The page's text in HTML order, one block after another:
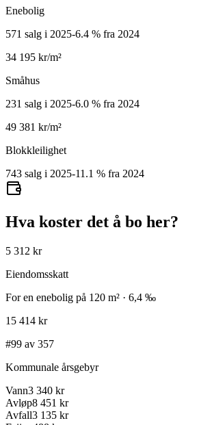
Enebolig
571 salg i 2025-6.4 % fra 2024
34 195 kr/m²
Småhus
231 salg i 2025-6.0 % fra 2024
49 381 kr/m²
Blokkleilighet
743 salg i 2025-11.1 % fra 2024
Hva koster det å bo her?
5 312 kr
Eiendomsskatt
For en enebolig på 120 m² · 6,4 ‰
15 414 kr
#99 av 357
Kommunale årsgebyr
Vann3 340 kr
Avløp8 451 kr
Avfall3 135 kr